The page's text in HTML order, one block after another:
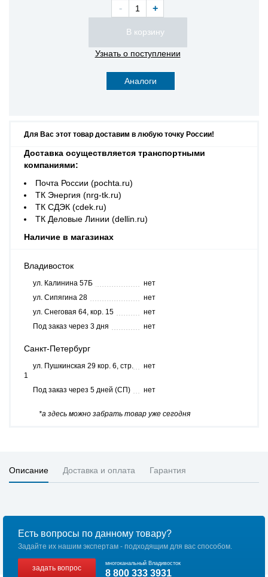
- +
Узнать о поступлении
Аналоги
Для Вас этот товар доставим в любую точку России!
Доставка осуществляется транспортными
компаниями:
Почта России (pochta.ru)
ТК Энергия (nrg-tk.ru)
ТК СДЭК (cdek.ru)
ТК Деловые Линии (dellin.ru)
Наличие в магазинах
Владивосток
ул. Калинина 57Б
нет
ул. Сипягина 28
нет
ул. Снеговая 64, кор. 15
нет
Под заказ через 3 дня
нет
Санкт-Петербург
ул. Пушкинская 29 кор. 6, стр.
1
нет
Под заказ через 5 дней (СП) нет
*а здесь можно забрать товар уже сегодня
Описание Доставка и оплата Гарантия
Есть вопросы по данному товару?
Задайте их нашим экспертам - подходящим для вас способом.
задать вопрос
многоканальный Владивосток
8 800 333 3931